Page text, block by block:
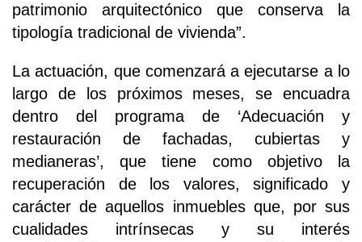
patrimonio arquitectónico que conserva la
tipología tradicional de vivienda”.
La actuación, que comenzará a ejecutarse a lo
largo de los próximos meses, se encuadra
dentro del programa de ‘Adecuación y
restauración de fachadas, cubiertas y
medianeras’, que tiene como objetivo la
recuperación de los valores, significado y
carácter de aquellos inmuebles que, por sus
cualidades intrínsecas y su interés